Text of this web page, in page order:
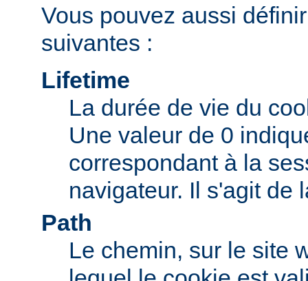
Vous pouvez aussi
suivantes :
Lifetime
La durée de vie du
Une valeur de 0
correspondant à la
navigateur. Il s'agit de
Path
Le chemin, sur le site